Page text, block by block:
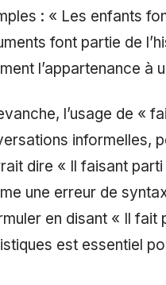
: « Les enfants
font partie de
l’appartenance à
l’usage de «
informelles,
dire « Il faisant
une erreur de
en disant « Il fait
est essentiel